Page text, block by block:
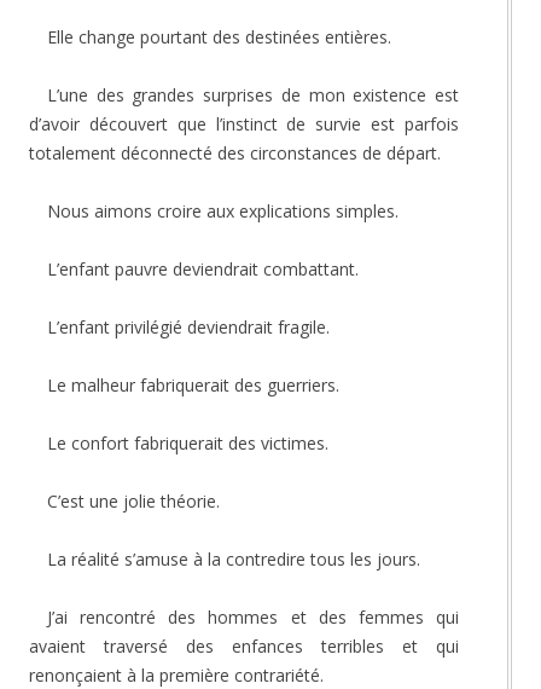
Elle change pourtant des destinées entières.
L’une des grandes surprises de mon existence est
d’avoir découvert que l’instinct de survie est parfois
totalement déconnecté des circonstances de départ.
Nous aimons croire aux explications simples.
L’enfant pauvre deviendrait combattant.
L’enfant privilégié deviendrait fragile.
Le malheur fabriquerait des guerriers.
Le confort fabriquerait des victimes.
C’est une jolie théorie.
La réalité s’amuse à la contredire tous les jours.
J’ai rencontré des hommes et des femmes qui
avaient traversé des enfances terribles et qui
renonçaient à la première contrariété.